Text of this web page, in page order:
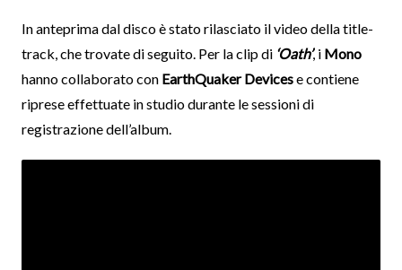
In anteprima dal disco è stato rilasciato il video della title-
track, che trovate di seguito. Per la clip di ‘Oath’, i Mono
hanno collaborato con EarthQuaker Devicese contiene
riprese effettuate in studio durante le sessioni di
registrazione dell’album.